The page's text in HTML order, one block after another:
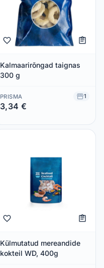
Kalmaarirõngad taignas
300 g
PRISMA 1
3,34 €
Külmutatud mereandide
kokteil WD, 400g